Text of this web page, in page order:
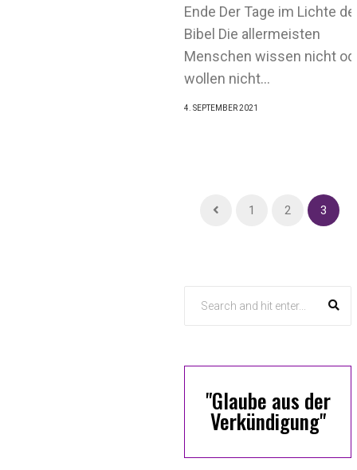
Ende Der Tage im Lichte
Bibel Die allermeisten
Menschen wissen nicht
wollen nicht...
4. SEPTEMBER 2021
1 2 3
"Glaube aus der
Verkündigung"